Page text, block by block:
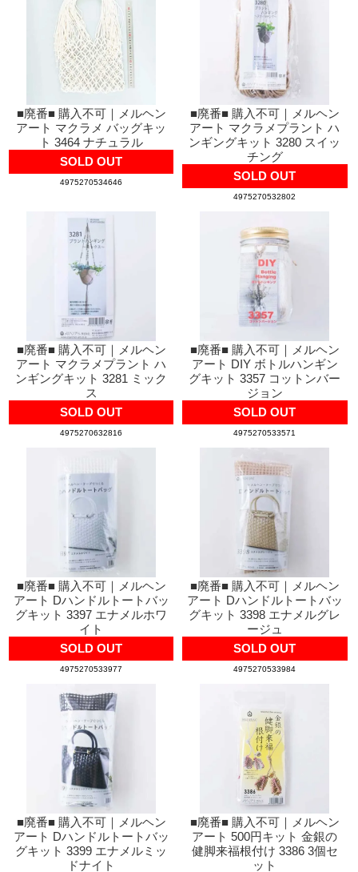
■廃番■ 購入不可｜メルヘン
アート マクラメ バッグキッ
ト 3464 ナチュラル
SOLD OUT
4975270534646
■廃番■ 購入不可｜メルヘン
アート マクラメプラント ハ
ンギングキット 3280 スイッ
チング
SOLD OUT
4975270532802
■廃番■ 購入不可｜メルヘン
アート マクラメプラント ハ
ンギングキット 3281 ミック
ス
SOLD OUT
4975270632816
■廃番■ 購入不可｜メルヘン
アート DIY ボトルハンギン
グキット 3357 コットンバー
ジョン
SOLD OUT
4975270533571
■廃番■ 購入不可｜メルヘン
アート Dハンドルトートバッ
グキット 3397 エナメルホワ
イト
SOLD OUT
4975270533977
■廃番■ 購入不可｜メルヘン
アート Dハンドルトートバッ
グキット 3398 エナメルグレ
ージュ
SOLD OUT
4975270533984
■廃番■ 購入不可｜メルヘン
アート Dハンドルトートバッ
グキット 3399 エナメルミッ
ドナイト
■廃番■ 購入不可｜メルヘン
アート 500円キット 金銀の
健脚来福根付け 3386 3個セ
ット